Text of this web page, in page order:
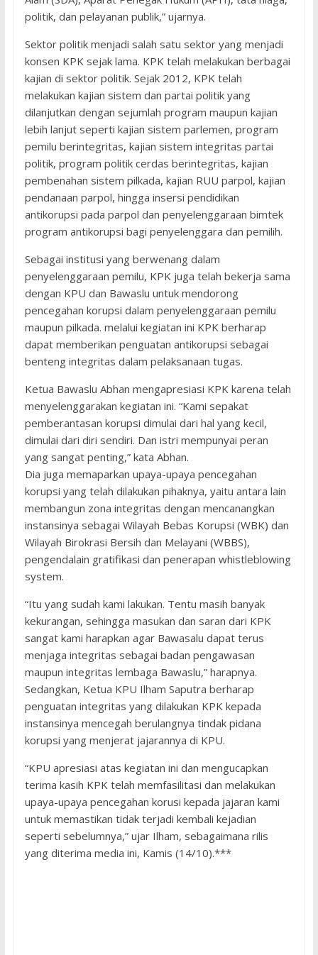
politik, dan pelayanan publik,” ujarnya.
Sektor politik menjadi salah satu sektor yang menjadi
konsen KPK sejak lama. KPK telah melakukan berbagai
kajian di sektor politik. Sejak 2012, KPK telah
melakukan kajian sistem dan partai politik yang
dilanjutkan dengan sejumlah program maupun kajian
lebih lanjut seperti kajian sistem parlemen, program
pemilu berintegritas, kajian sistem integritas partai
politik, program politik cerdas berintegritas, kajian
pembenahan sistem pilkada, kajian RUU parpol, kajian
pendanaan parpol, hingga insersi pendidikan
antikorupsi pada parpol dan penyelenggaraan bimtek
program antikorupsi bagi penyelenggara dan pemilih.
Sebagai institusi yang berwenang dalam
penyelenggaraan pemilu, KPK juga telah bekerja sama
dengan KPU dan Bawaslu untuk mendorong
pencegahan korupsi dalam penyelenggaraan pemilu
maupun pilkada. melalui kegiatan ini KPK berharap
dapat memberikan penguatan antikorupsi sebagai
benteng integritas dalam pelaksanaan tugas.
Ketua Bawaslu Abhan mengapresiasi KPK karena telah
menyelenggarakan kegiatan ini. “Kami sepakat
pemberantasan korupsi dimulai dari hal yang kecil,
dimulai dari diri sendiri. Dan istri mempunyai peran
yang sangat penting,” kata Abhan.
Dia juga memaparkan upaya-upaya pencegahan
korupsi yang telah dilakukan pihaknya, yaitu antara lain
membangun zona integritas dengan mencanangkan
instansinya sebagai Wilayah Bebas Korupsi (WBK) dan
Wilayah Birokrasi Bersih dan Melayani (WBBS),
pengendalain gratifikasi dan penerapan whistleblowing
system.
“Itu yang sudah kami lakukan. Tentu masih banyak
kekurangan, sehingga masukan dan saran dari KPK
sangat kami harapkan agar Bawasalu dapat terus
menjaga integritas sebagai badan pengawasan
maupun integritas lembaga Bawaslu,” harapnya.
Sedangkan, Ketua KPU Ilham Saputra berharap
penguatan integritas yang dilakukan KPK kepada
instansinya mencegah berulangnya tindak pidana
korupsi yang menjerat jajarannya di KPU.
“KPU apresiasi atas kegiatan ini dan mengucapkan
terima kasih KPK telah memfasilitasi dan melakukan
upaya-upaya pencegahan korusi kepada jajaran kami
untuk memastikan tidak terjadi kembali kejadian
seperti sebelumnya,” ujar Ilham, sebagaimana rilis
yang diterima media ini, Kamis (14/10).***